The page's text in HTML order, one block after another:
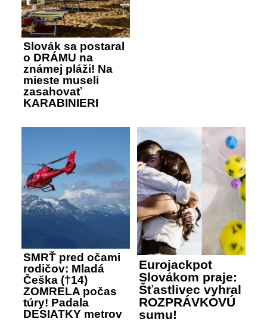
Slovák sa postaral
o DRÁMU na
známej pláži! Na
mieste museli
zasahovať
KARABINIERI
SMRŤ pred očami
rodičov: Mladá
Češka (†14)
ZOMRELA počas
túry! Padala
DESIATKY metrov
Eurojackpot
Slovákom praje:
Šťastlivec vyhral
ROZPRÁVKOVÚ
sumu!